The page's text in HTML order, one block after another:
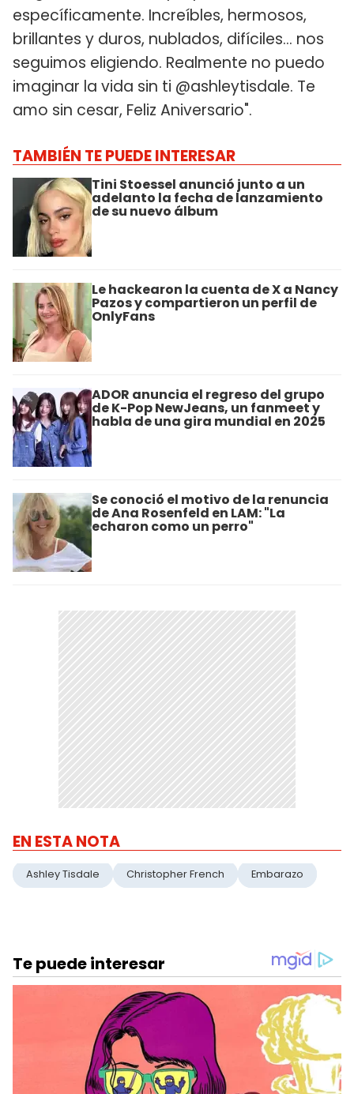
específicamente. Increíbles, hermosos,
brillantes y duros, nublados, difíciles... nos
seguimos eligiendo. Realmente no puedo
imaginar la vida sin ti @ashleytisdale. Te
amo sin cesar, Feliz Aniversario".
TAMBIÉN TE PUEDE INTERESAR
Tini Stoessel anunció junto a un
adelanto la fecha de lanzamiento
de su nuevo álbum
Le hackearon la cuenta de X a Nancy
Pazos y compartieron un perfil de
OnlyFans
ADOR anuncia el regreso del grupo
de K-Pop NewJeans, un fanmeet y
habla de una gira mundial en 2025
Se conoció el motivo de la renuncia
de Ana Rosenfeld en LAM: "La
echaron como un perro"
EN ESTA NOTA
Ashley Tisdale Christopher French Embarazo